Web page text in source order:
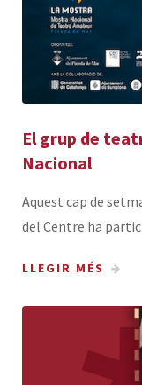
El grup de
Nacional
Aquest cap de
del Centre ha
LLEGIR MÉS